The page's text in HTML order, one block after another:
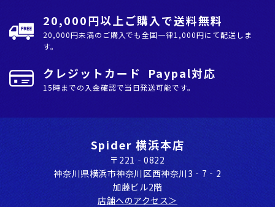
20,000円以上ご購入で送料無料
20,000円未満のご購入でも全国⼀律1,000円にて配送しま
す。
クレジットカード Paypal対応
15時までの入金確認で当日発送可能です。
Spider 横浜本店
〒221‐0822
神奈川県横浜市神奈川区⻄神奈川3‐7‐2
加藤ビル2階
店舗へのアクセス＞